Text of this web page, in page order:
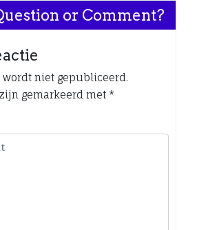
or Comment?
niet gepubliceerd.
gemarkeerd met *